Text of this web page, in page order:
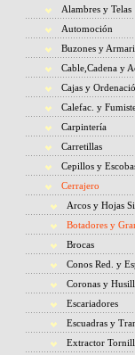
Alambres y Telas
Automoción
Buzones y
Cable,Cadena y
Cajas y
Calefac. y
Carpintería
Carretillas
Cepillos y
Cerrajero
Arcos y Hojas
Botadores y
Brocas
Conos Red. y
Coronas y
Escariadores
Escuadras y
Extractor